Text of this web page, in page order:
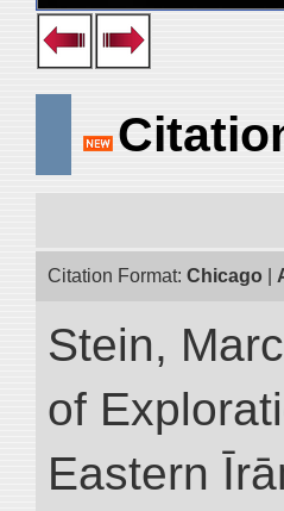
Citation Format: Chicago
Stein,
of
Eastern